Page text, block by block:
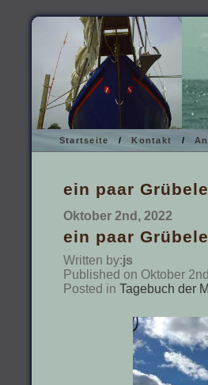
Startseite / Kontakt /
ein paar
Oktober 2nd, 2022
ein paar
Written by:js
Published on Oktober
Posted in Tagebuch der